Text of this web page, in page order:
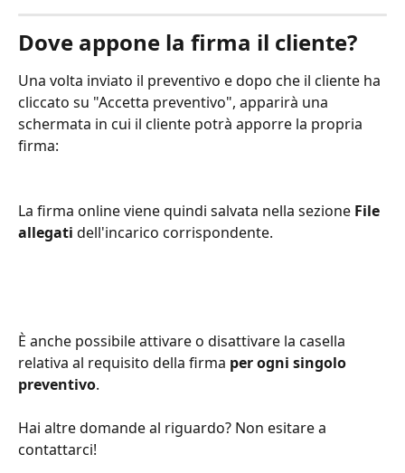
Dove appone la firma il cliente?
Una volta inviato il preventivo e dopo che il cliente ha
cliccato su "Accetta preventivo", apparirà una
schermata in cui il cliente potrà apporre la propria
firma:
La firma online viene quindi salvata nella sezione File
allegati dell'incarico corrispondente.
È anche possibile attivare o disattivare la casella
relativa al requisito della firma per ogni singolo
preventivo.
Hai altre domande al riguardo? Non esitare a
contattarci!